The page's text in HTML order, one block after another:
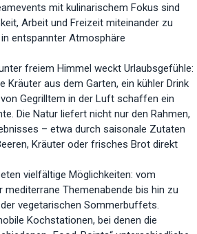
mit kulinarischem Fokus sind
Arbeit und Freizeit miteinander zu
entspannter Atmosphäre
freiem Himmel weckt Urlaubsgefühle:
Kräuter aus dem Garten, ein kühler Drink
Gegrilltem in der Luft schaffen ein
Die Natur liefert nicht nur den Rahmen,
– etwa durch saisonale Zutaten
Kräuter oder frisches Brot direkt
vielfältige Möglichkeiten: vom
mediterrane Themenabende bis hin zu
vegetarischen Sommerbuffets.
Kochstationen, bei denen die